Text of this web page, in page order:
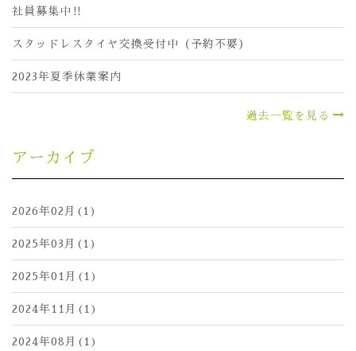
社員募集中‼
スタッドレスタイヤ交換受付中（予約不要）
2023年夏季休業案内
過去一覧を見る
アーカイブ
2026年02月(1)
2025年03月(1)
2025年01月(1)
2024年11月(1)
2024年08月(1)